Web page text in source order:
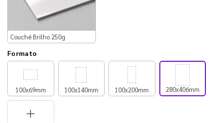
Couché Brilho 250g
Formato
100x69mm 100x140mm 100x200mm 280x406mm